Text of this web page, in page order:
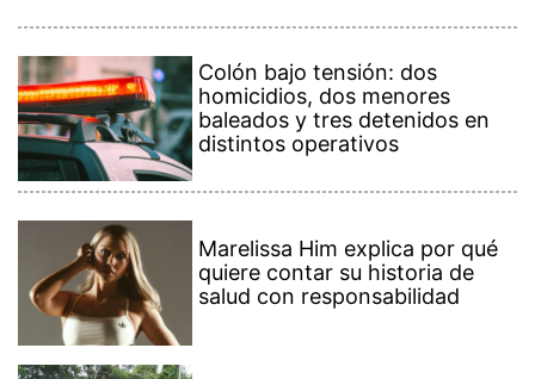
Colón bajo tensión: dos
homicidios, dos menores
baleados y tres detenidos en
distintos operativos
Marelissa Him explica por qué
quiere contar su historia de
salud con responsabilidad